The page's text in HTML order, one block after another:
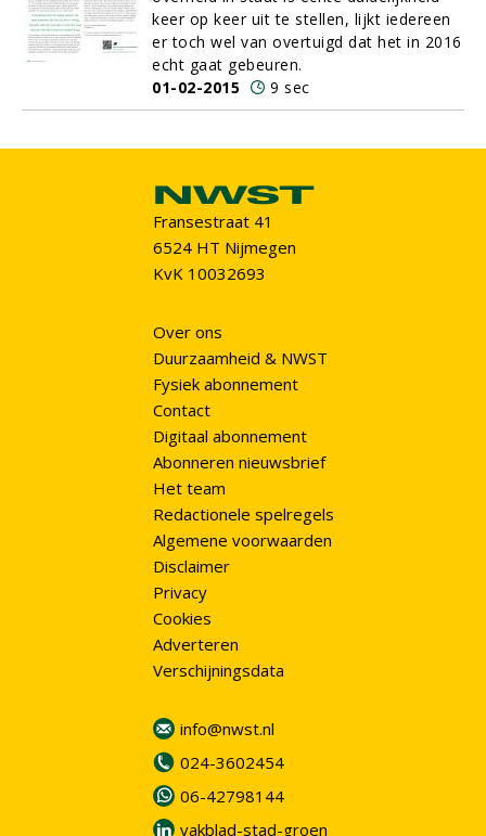
keer op keer uit te stellen, lijkt iedereen
er toch wel van overtuigd dat het in 2016
echt gaat gebeuren.
01-02-2015
9 sec
Fransestraat 41
6524 HT Nijmegen
KvK 10032693
Over ons
Duurzaamheid & NWST
Fysiek abonnement
Contact
Digitaal abonnement
Abonneren nieuwsbrief
Het team
Redactionele spelregels
Algemene voorwaarden
Disclaimer
Privacy
Cookies
Adverteren
Verschijningsdata
info@nwst.nl
024-3602454
06-42798144
vakblad-stad-groen